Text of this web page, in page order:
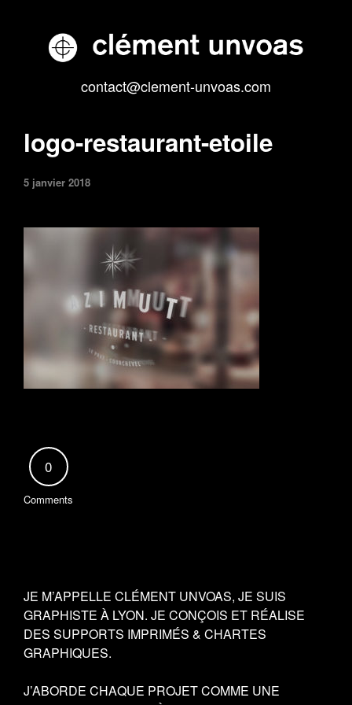
contact@clement-unvoas.com
logo-restaurant-etoile
5 janvier 2018
0
Comments
JE M’APPELLE CLÉMENT UNVOAS, JE SUIS
GRAPHISTE À LYON. JE CONÇOIS ET RÉALISE
DES SUPPORTS IMPRIMÉS & CHARTES
GRAPHIQUES.
J’ABORDE CHAQUE PROJET COMME UNE